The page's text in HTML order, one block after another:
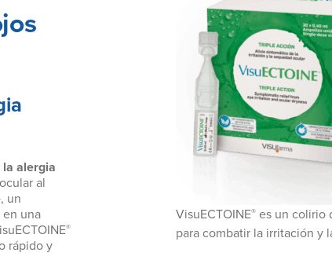
alergia
al
un
una
®
rápido y
VisuECTOINE® es un colirio
para combatir la irritación y